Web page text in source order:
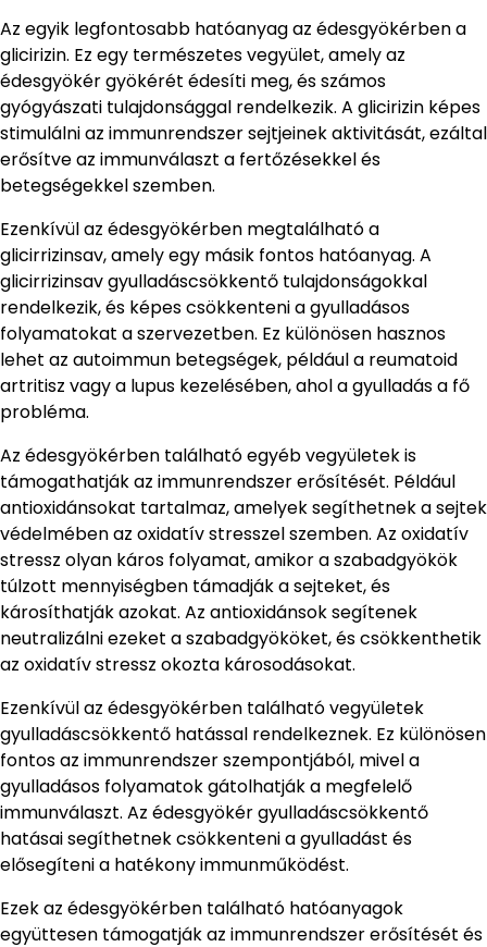
Az egyik legfontosabb hatóanyag az édesgyökérben a
glicirizin. Ez egy természetes vegyület, amely az
édesgyökér gyökérét édesíti meg, és számos
gyógyászati tulajdonsággal rendelkezik. A glicirizin képes
stimulálni az immunrendszer sejtjeinek aktivitását, ezáltal
erősítve az immunválaszt a fertőzésekkel és
betegségekkel szemben.
Ezenkívül az édesgyökérben megtalálható a
glicirrizinsav, amely egy másik fontos hatóanyag. A
glicirrizinsav gyulladáscsökkentő tulajdonságokkal
rendelkezik, és képes csökkenteni a gyulladásos
folyamatokat a szervezetben. Ez különösen hasznos
lehet az autoimmun betegségek, például a reumatoid
artritisz vagy a lupus kezelésében, ahol a gyulladás a fő
probléma.
Az édesgyökérben található egyéb vegyületek is
támogathatják az immunrendszer erősítését. Például
antioxidánsokat tartalmaz, amelyek segíthetnek a sejtek
védelmében az oxidatív stresszel szemben. Az oxidatív
stressz olyan káros folyamat, amikor a szabadgyökök
túlzott mennyiségben támadják a sejteket, és
károsíthatják azokat. Az antioxidánsok segítenek
neutralizálni ezeket a szabadgyököket, és csökkenthetik
az oxidatív stressz okozta károsodásokat.
Ezenkívül az édesgyökérben található vegyületek
gyulladáscsökkentő hatással rendelkeznek. Ez különösen
fontos az immunrendszer szempontjából, mivel a
gyulladásos folyamatok gátolhatják a megfelelő
immunválaszt. Az édesgyökér gyulladáscsökkentő
hatásai segíthetnek csökkenteni a gyulladást és
elősegíteni a hatékony immunműködést.
Ezek az édesgyökérben található hatóanyagok
együttesen támogatják az immunrendszer erősítését és